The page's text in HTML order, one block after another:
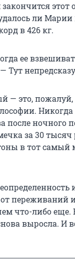
этот
ли
в 426 кг.
ее
Тут
— это, пожалуй,
после ночного
за 30 тысяч
в тот
переживаний
что-либо
выросла. И